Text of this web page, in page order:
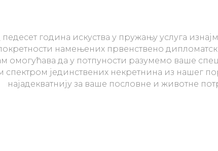
година искуства у пружању услуга
намењених првенствено
омогућава да у потпуности разумемо ваше
јединствених некретнина из нашег
најадекватнију за ваше пословне и животне